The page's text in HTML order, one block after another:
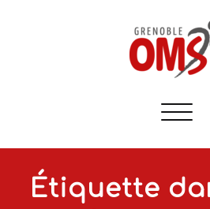
Étiquette